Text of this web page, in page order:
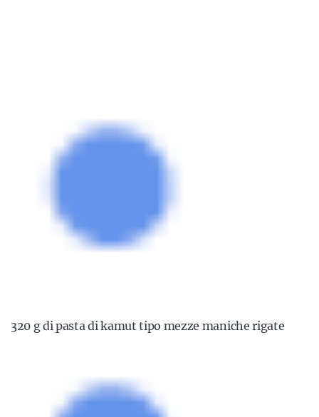
320 g di pasta di kamut tipo mezze maniche rigate